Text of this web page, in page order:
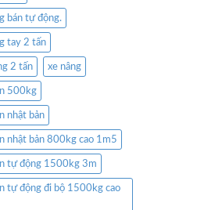
bán tự động.
tay 2 tấn
2 tấn xe nâng
500kg
nhật bản
nhật bản 800kg cao 1m5
tự động 1500kg 3m
tự động đi bộ 1500kg cao